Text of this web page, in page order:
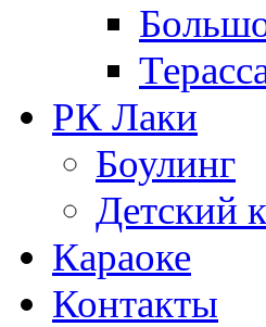
РК Лаки
Боулинг
Детский
Караоке
Контакты